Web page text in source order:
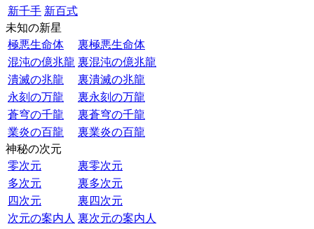
新千手 新百式
未知の新星
極悪生命体
裏極悪生命体
混沌の億兆龍 裏混沌の億兆龍
潰滅の兆龍
裏潰滅の兆龍
永刻の万龍
裏永刻の万龍
蒼穹の千龍
裏蒼穹の千龍
業炎の百龍
裏業炎の百龍
神秘の次元
零次元
裏零次元
多次元
裏多次元
四次元
裏四次元
次元の案内人 裏次元の案内人